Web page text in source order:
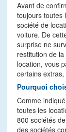
Avant de
toujours toutes
société de
voiture. De
surprise ne
restitution de
location, vous
certains
Pourquoi
Comme
toutes les
800 sociétés
des sociétés